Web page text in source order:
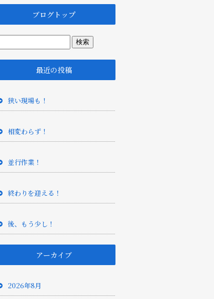
ブログトップ
最近の投稿
狭い現場も！
相変わらず！
並行作業！
終わりを迎える！
後、もう少し！
アーカイブ
2026年8月